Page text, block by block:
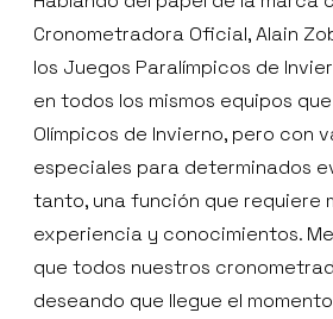
Cronometradora Oficial, Alain
los Juegos Paralímpicos de
en todos los mismos equipos
Olímpicos de Invierno, pero con
especiales para determinados
tanto, una función que requiere
experiencia y conocimientos.
que todos nuestros
deseando que llegue el